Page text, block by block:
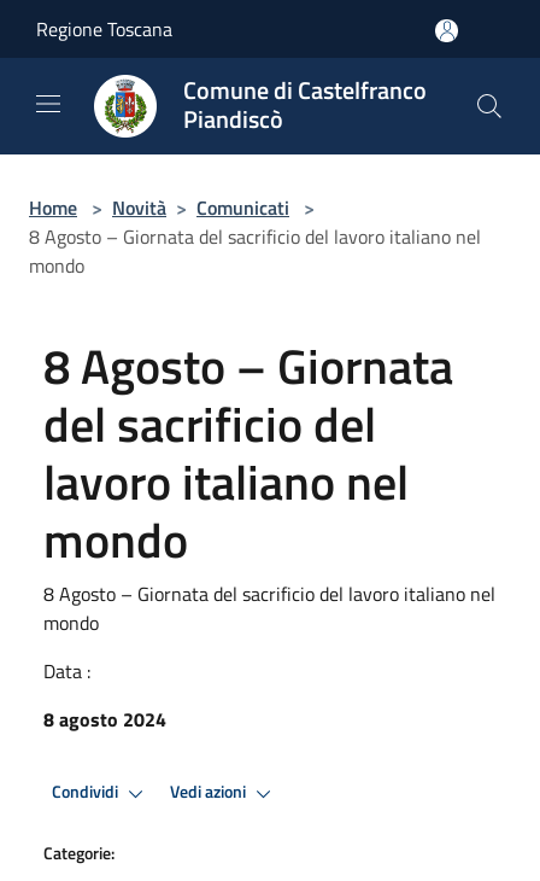
Regione Toscana
Comune di Castelfranco
Piandiscò
Home > Novità > Comunicati >
8 Agosto – Giornata del sacrificio del lavoro italiano nel
mondo
8 Agosto – Giornata
del sacrificio del
lavoro italiano nel
mondo
8 Agosto – Giornata del sacrificio del lavoro italiano nel
mondo
Data :
8 agosto 2024
Condividi Vedi azioni
Categorie: